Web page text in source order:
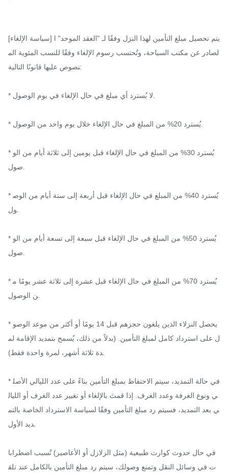
[سياسة الإلغاء] يتم تحصيل مبلغ التأمين لهذا النزل وفقًا لـ "العقد الموحد" ا
لصادر عن مكتب السياحة، وتُحتسب رسوم الإلغاء وفقًا للنسب المئوية الم
نصوص عليها قانونًا التالية:
* لا يُسترد أي مبلغ في حال الإلغاء في يوم الوصول.
* يُسترد 20% من المبلغ في حال الإلغاء خلال يوم واحد من الوصول.
* يُسترد 30% من المبلغ في حال الإلغاء قبل يومين إلى ثلاثة أيام من الو
صول.
* يُسترد 40% من المبلغ في حال الإلغاء قبل أربعة إلى ستة أيام من الوص
ول.
* يُسترد 50% من المبلغ في حال الإلغاء قبل سبعة إلى تسعة أيام من الو
صول.
* يُسترد 70% من المبلغ في حال الإلغاء قبل عشرة إلى ثلاثة عشر يومًا م
ن الوصول.
* يحصل النزلاء الذين يلغون حجزهم قبل 14 يومًا أو أكثر من موعد الوصو
ل على استرداد كامل لمبلغ التأمين. (بدلاً من ذلك، يُسمح بتمديد الإقامة لم
دة ثلاثة أشهر، لمرة واحدة فقط).
* في حالة التمديد، سيتم الاحتفاظ بمبلغ التأمين بناءً على عدد الليالي الأصل
ي ونوع الغرفة وعدد الغرف. إذا قمتَ بالإلغاء أو تغيير عدد الغرف أو الليال
ي بعد التمديد، فسيتم رد مبلغ التأمين وفقًا لسياسة الاسترداد الخاصة بالتم
ديد الأول.
في حال حدوث كوارث طبيعية (مثل الزلازل أو الأعاصير) تُسبب اضطرابا
ت في وسائل النقل وتمنع وصولك، سيتم رد مبلغ التأمين بالكامل عند تلق